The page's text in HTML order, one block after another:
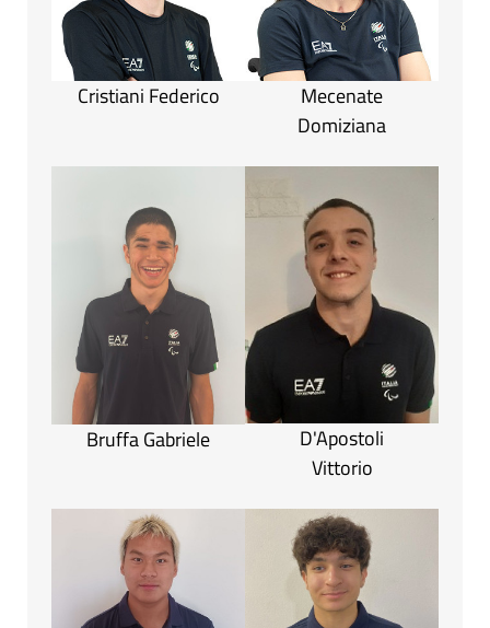
Cristiani Federico
Mecenate
Domiziana
Bruffa Gabriele
D'Apostoli
Vittorio